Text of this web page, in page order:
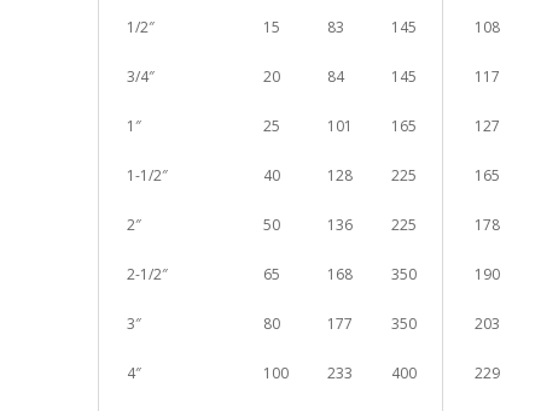
1/2″ 15 83 145 108
3/4″ 20 84 145 117
1″ 25 101 165 127
1-1/2″ 40 128 225 165
2″ 50 136 225 178
2-1/2″ 65 168 350 190
3″ 80 177 350 203
4″ 100 233 400 229